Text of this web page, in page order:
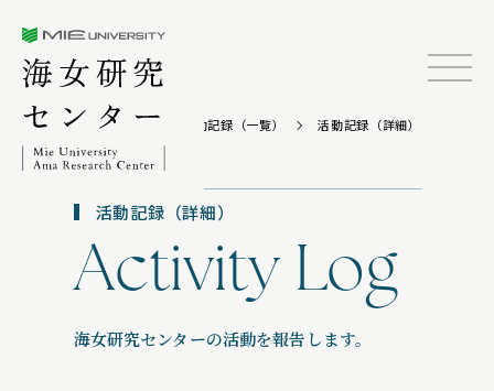
TOP 活動記録（一覧） 活動記録（詳細）
活動記録（詳細）
Activity Log
海女研究センターの活動を報告します。